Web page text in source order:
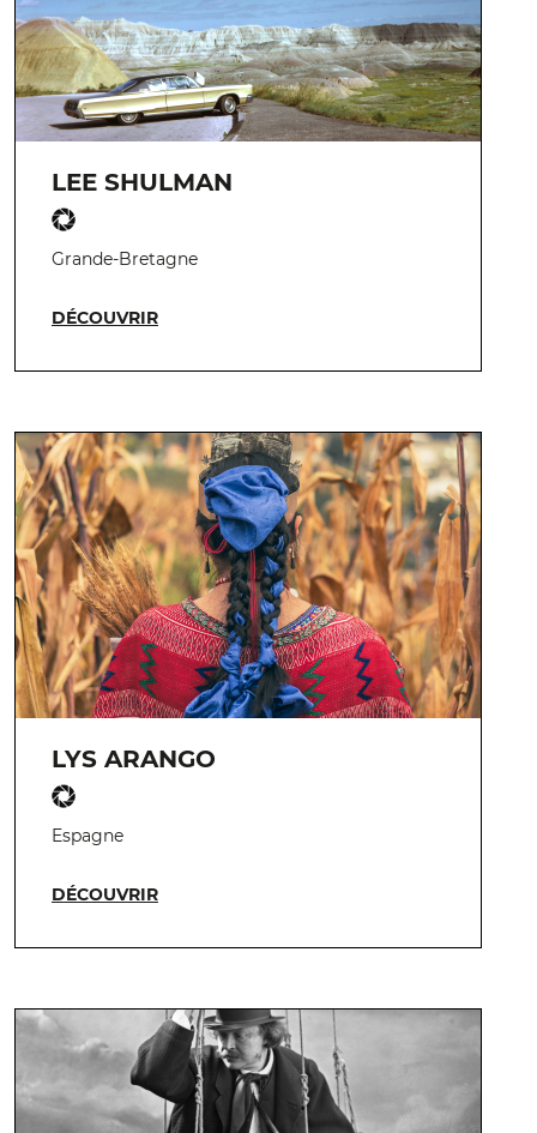
LEE SHULMAN
Grande-Bretagne
DÉCOUVRIR
LYS ARANGO
Espagne
DÉCOUVRIR